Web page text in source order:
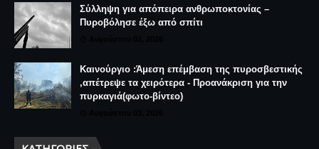
Σύλληψη για απόπειρα ανθρωποκτονίας –
Πυροβόλησε έξω από σπίτι
Καινούργιο :Άμεση επέμβαση της πυροσβεστικής
,απέτρεψε τα χειρότερα - Προανάκριση για την
πυρκαγιά(φωτο-βίντεο)